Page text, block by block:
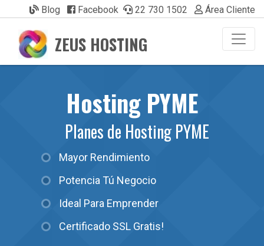
Blog Facebook 22 730 1502 Área Cliente
ZEUS HOSTING
Hosting PYME
Planes de Hosting PYME
Mayor Rendimiento
Potencia Tú Negocio
Ideal Para Emprender
Certificado SSL Gratis!